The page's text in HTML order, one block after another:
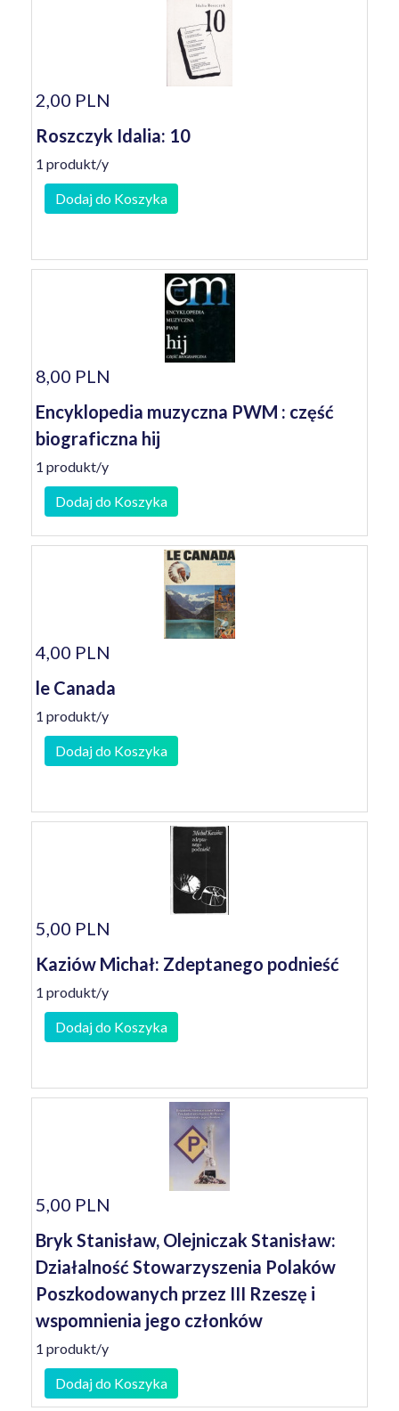
2,00 PLN
Roszczyk Idalia: 10
1 produkt/y
Dodaj do Koszyka
8,00 PLN
Encyklopedia muzyczna PWM : część
biograficzna hij
1 produkt/y
Dodaj do Koszyka
4,00 PLN
le Canada
1 produkt/y
Dodaj do Koszyka
5,00 PLN
Kaziów Michał: Zdeptanego podnieść
1 produkt/y
Dodaj do Koszyka
5,00 PLN
Bryk Stanisław, Olejniczak Stanisław:
Działalność Stowarzyszenia Polaków
Poszkodowanych przez III Rzeszę i
wspomnienia jego członków
1 produkt/y
Dodaj do Koszyka